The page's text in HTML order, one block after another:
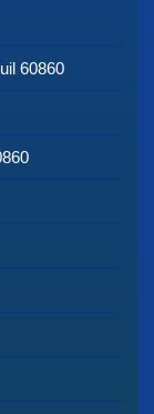
60860